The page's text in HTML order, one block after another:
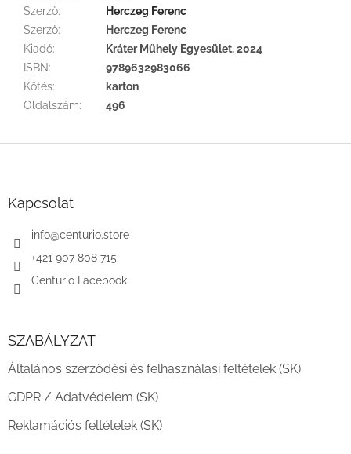
Szerző:
Herczeg Ferenc
Szerző:
Herczeg Ferenc
Kiadó:
Kráter Műhely Egyesület, 2024
ISBN:
9789632983066
Kötés:
karton
Oldalszám: 496
Kapcsolat
info@centurio.store
+421 907 808 715
Centurio Facebook
SZABÁLYZAT
Általános szerződési és felhasználási feltételek (SK)
GDPR / Adatvédelem (SK)
Reklamációs feltételek (SK)